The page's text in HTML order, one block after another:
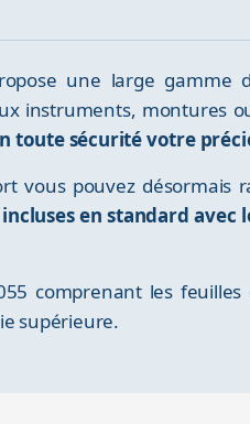
une large
instruments, montures
toute sécurité votre
vous pouvez désormais
en standard
comprenant les
supérieure.